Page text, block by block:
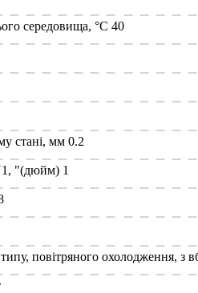
середовища, °C 40
стані, мм 0.2
"(дюйм) 1
повітряного охолодження, з